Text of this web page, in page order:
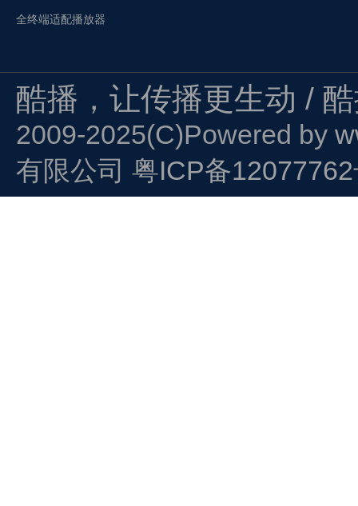
全终端适配播放器
酷播，让传播更生动 /
2009-2025(C)Powered by
有限公司 粤ICP备